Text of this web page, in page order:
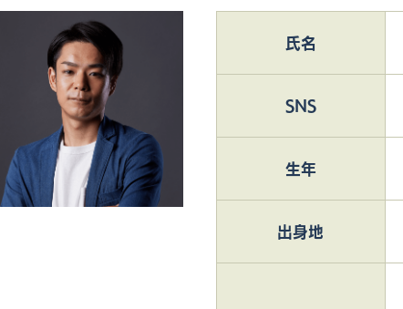
氏名
SNS
生年
出身地